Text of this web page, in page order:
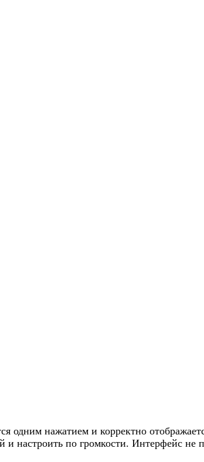
одним нажатием и корректно
настроить по громкости. Интерфейс